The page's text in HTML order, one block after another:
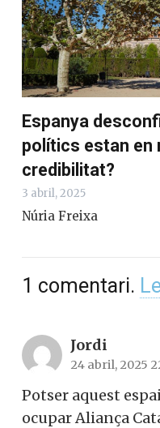
Espanya
polítics estan en
credibilitat?
3 abril, 2025
Núria Freixa
1 comentari.
Jordi
24 abril, 2025
Potser aquest
ocupar Aliança